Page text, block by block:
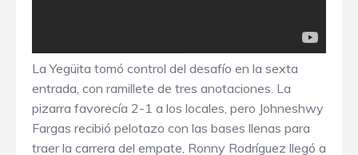
La Yegüita tomó control del desafío en la sexta
entrada, con ramillete de tres anotaciones. La
pizarra favorecía 2-1 a los locales, pero Johneshwy
Fargas recibió pelotazo con las bases llenas para
traer la carrera del empate, Ronny Rodríguez llegó a